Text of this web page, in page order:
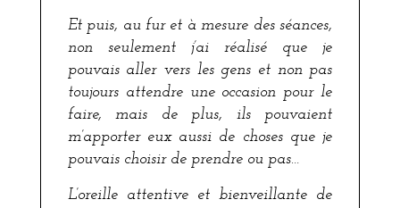
Et puis, au fur et à mesure des séances,
non seulement j’ai réalisé que je
pouvais aller vers les gens et non pas
toujours attendre une occasion pour le
faire, mais de plus, ils pouvaient
m’apporter eux aussi de choses que je
pouvais choisir de prendre ou pas…
L’oreille attentive et bienveillante de